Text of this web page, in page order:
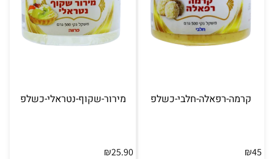
קרמה-רפאלה-חלבי-כשלפ
₪45
מירור-שקוף-נטראלי-כשלפ
₪25.90